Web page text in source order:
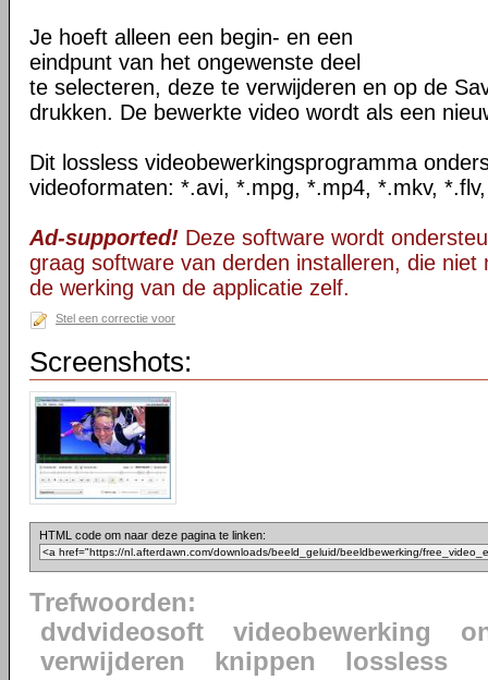
Je hoeft alleen een begin- en een
eindpunt van het ongewenste deel
te selecteren, deze te verwijderen en op de
drukken. De bewerkte video wordt als een
Dit lossless videobewerkingsprogramma
videoformaten: *.avi, *.mpg, *.mp4, *.mkv,
Ad-supported! Deze software wordt
graag software van derden installeren, die niet
de werking van de applicatie zelf.
Stel een correctie voor
Screenshots:
HTML code om naar deze pagina te linken:
Trefwoorden:
dvdvideosoft
videobewerking
verwijderen
knippen lossless